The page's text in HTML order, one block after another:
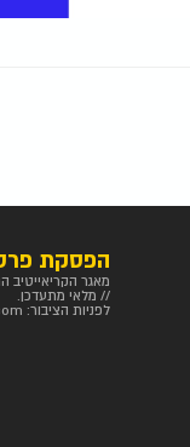
הפסקת
מאגר הקריאייטיב
// מלאי מתעדכן.
לפניות הציבור: